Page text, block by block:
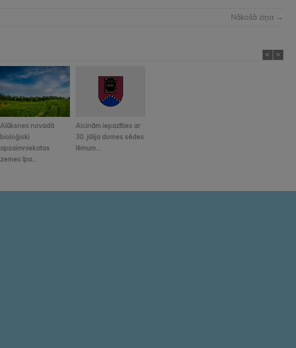
Nākošā ziņa →
Alūksnes novadā
bioloģiski
apsaimniekotas
zemes īpa...
Aicinām iepazīties ar
30. jūlija domes sēdes
lēmum...
< >